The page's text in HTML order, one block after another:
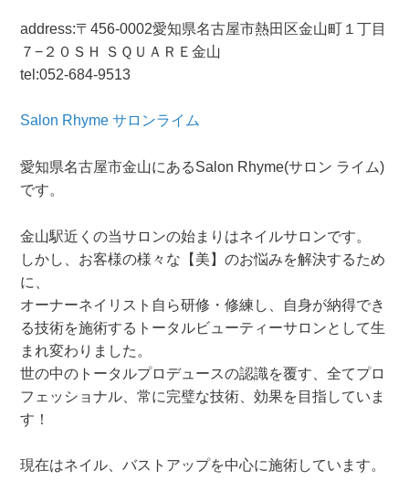
address:〒456-0002愛知県名古屋市熱田区金山町１丁目
７−２０ＳＨ ＳＱＵＡＲＥ金山
tel:052-684-9513
Salon Rhyme サロンライム
愛知県名古屋市金山にあるSalon Rhyme(サロン ライム)
です。
金山駅近くの当サロンの始まりはネイルサロンです。
しかし、お客様の様々な【美】のお悩みを解決するため
に、
オーナーネイリスト自ら研修・修練し、自身が納得でき
る技術を施術するトータルビューティーサロンとして生
まれ変わりました。
世の中のトータルプロデュースの認識を覆す、全てプロ
フェッショナル、常に完璧な技術、効果を目指していま
す！
現在はネイル、バストアップを中心に施術しています。